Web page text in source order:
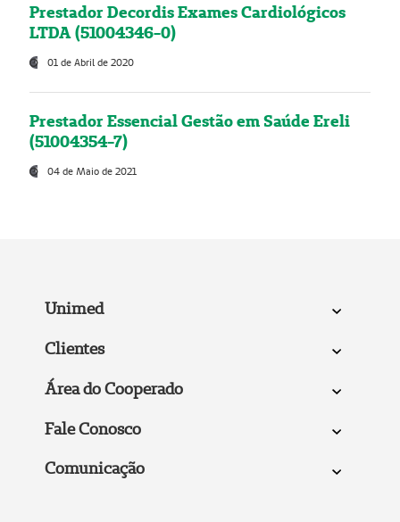
Prestador Decordis Exames Cardiológicos
LTDA (51004346-0)
01 de Abril de 2020
Prestador Essencial Gestão em Saúde Ereli
(51004354-7)
04 de Maio de 2021
Unimed
Clientes
Área do Cooperado
Fale Conosco
Comunicação